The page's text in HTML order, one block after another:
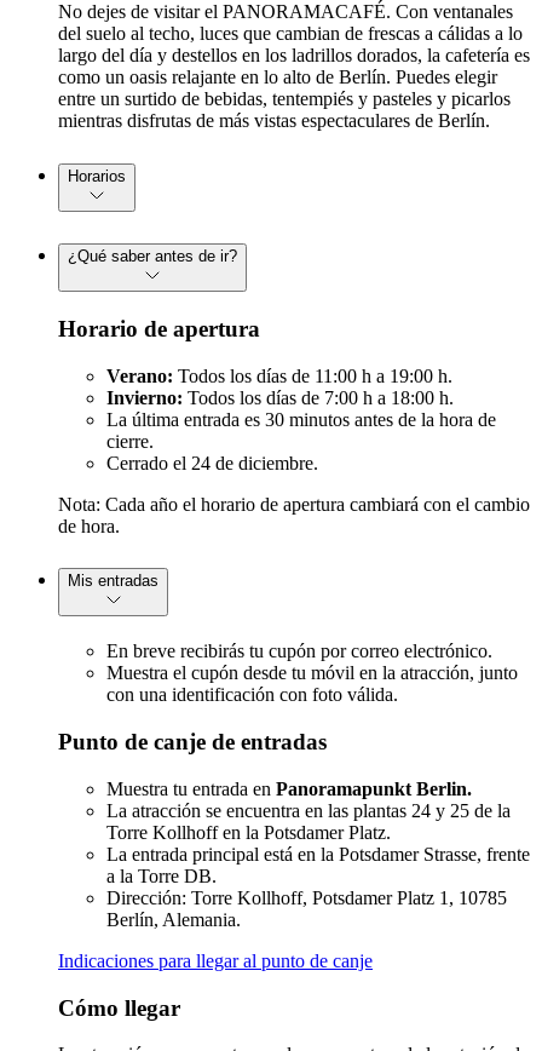
No dejes de visitar el PANORAMACAFÉ. Con ventanales
del suelo al techo, luces que cambian de frescas a cálidas a lo
largo del día y destellos en los ladrillos dorados, la cafetería es
como un oasis relajante en lo alto de Berlín. Puedes elegir
entre un surtido de bebidas, tentempiés y pasteles y picarlos
mientras disfrutas de más vistas espectaculares de Berlín.
Horarios
¿Qué saber antes de ir?
Horario de apertura
Verano: Todos los días de 11:00 h a 19:00 h.
Invierno: Todos los días de 7:00 h a 18:00 h.
La última entrada es 30 minutos antes de la hora de
cierre.
Cerrado el 24 de diciembre.
Nota: Cada año el horario de apertura cambiará con el cambio
de hora.
Mis entradas
En breve recibirás tu cupón por correo electrónico.
Muestra el cupón desde tu móvil en la atracción, junto
con una identificación con foto válida.
Punto de canje de entradas
Muestra tu entrada en Panoramapunkt Berlin.
La atracción se encuentra en las plantas 24 y 25 de la
Torre Kollhoff en la Potsdamer Platz.
La entrada principal está en la Potsdamer Strasse, frente
a la Torre DB.
Dirección: Torre Kollhoff, Potsdamer Platz 1, 10785
Berlín, Alemania.
Indicaciones para llegar al punto de canje
Cómo llegar